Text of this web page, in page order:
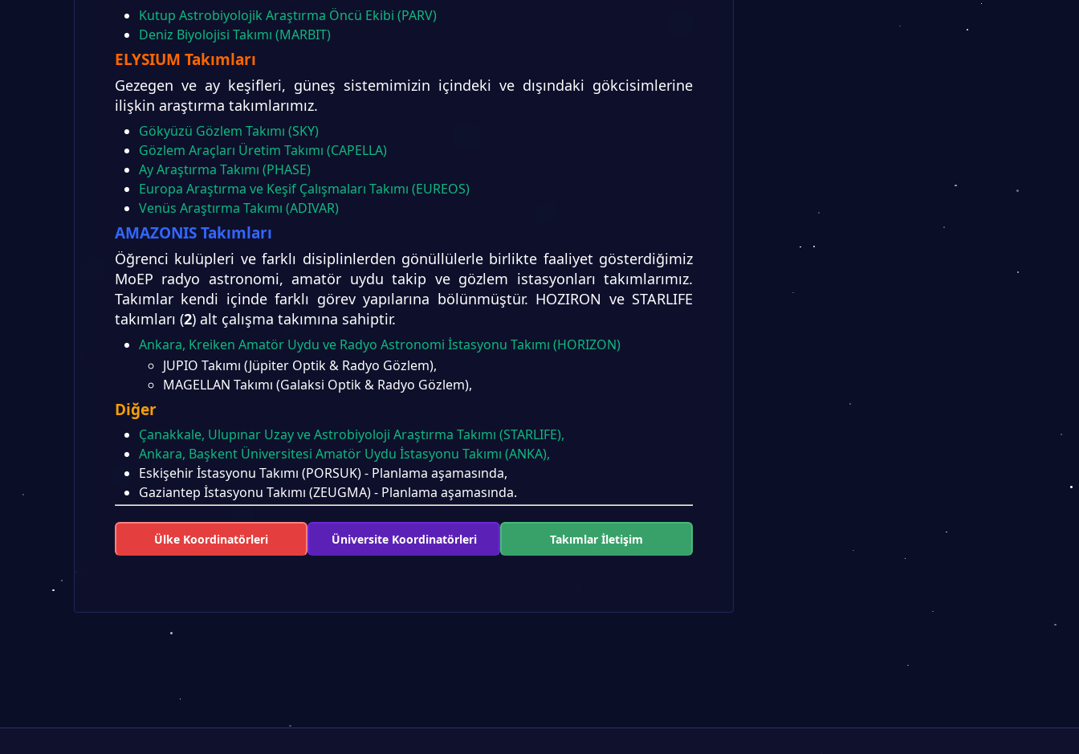
Kutup Astrobiyolojik Araştırma Öncü Ekibi (PARV)
Deniz Biyolojisi Takımı (MARBIT)
ELYSIUM Takımları
Gezegen ve ay keşifleri, güneş sistemimizin içindeki ve dışındaki gökcisimlerine
ilişkin araştırma takımlarımız.
Gökyüzü Gözlem Takımı (SKY)
Gözlem Araçları Üretim Takımı (CAPELLA)
Ay Araştırma Takımı (PHASE)
Europa Araştırma ve Keşif Çalışmaları Takımı (EUREOS)
Venüs Araştırma Takımı (ADIVAR)
AMAZONIS Takımları
Öğrenci kulüpleri ve farklı disiplinlerden gönüllülerle birlikte faaliyet gösterdiğimiz
MoEP radyo astronomi, amatör uydu takip ve gözlem istasyonları takımlarımız.
Takımlar kendi içinde farklı görev yapılarına bölünmüştür. HOZIRON ve STARLIFE
takımları (2) alt çalışma takımına sahiptir.
Ankara, Kreiken Amatör Uydu ve Radyo Astronomi İstasyonu Takımı (HORIZON)
JUPIO Takımı (Jüpiter Optik & Radyo Gözlem),
MAGELLAN Takımı (Galaksi Optik & Radyo Gözlem),
Diğer
Çanakkale, Ulupınar Uzay ve Astrobiyoloji Araştırma Takımı (STARLIFE),
Ankara, Başkent Üniversitesi Amatör Uydu İstasyonu Takımı (ANKA),
Eskişehir İstasyonu Takımı (PORSUK) - Planlama aşamasında,
Gaziantep İstasyonu Takımı (ZEUGMA) - Planlama aşamasında.
Ülke Koordinatörleri Üniversite Koordinatörleri Takımlar İletişim